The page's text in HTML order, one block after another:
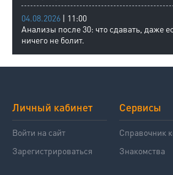
04.08.2026 | 11:00
Анализы после 30: что сдавать, даже
ничего не болит.
Личный кабинет
Войти на сайт
Зарегистрироваться
Сервисы
Справочник
Знакомства